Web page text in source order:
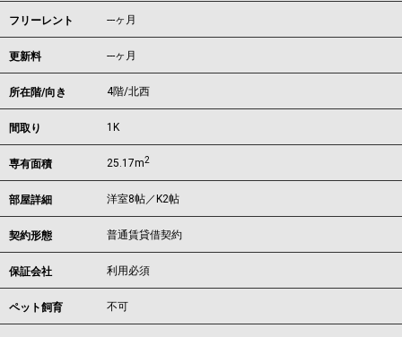
フリーレント ---ヶ月
更新料 ---ヶ月
所在階/向き 4階/北西
間取り 1K
専有面積 25.17m2
部屋詳細 洋室8帖／K2帖
契約形態 普通賃貸借契約
保証会社 利用必須
ペット飼育 不可